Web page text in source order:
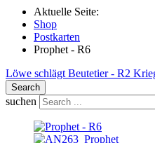
Aktuelle Seite:
Shop
Postkarten
Prophet - R6
Löwe schlägt Beutetier - R2
Search
suchen